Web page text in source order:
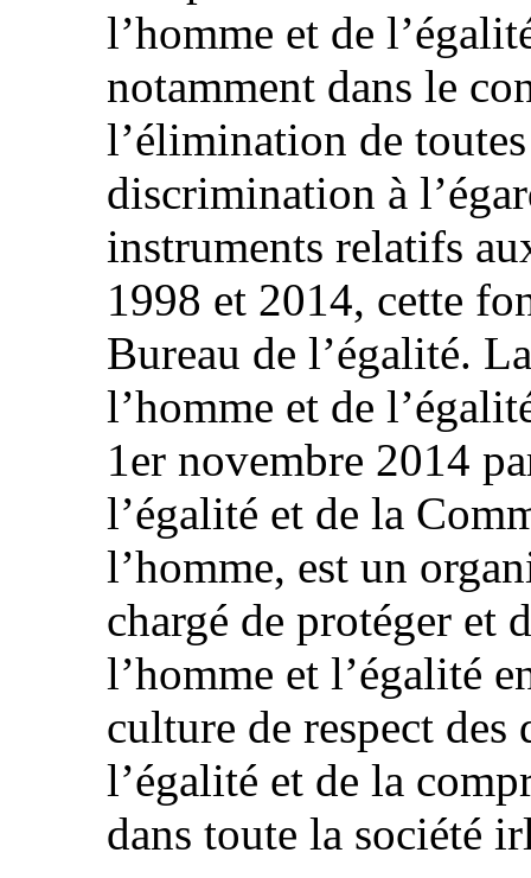
l’homme et de
notamment dans le
l’élimination de
discrimination à
instruments relatifs
1998 et 2014, cette
Bureau de l’égalité.
l’homme et de
1er novembre 2014
l’égalité et de la
l’homme, est un
chargé de protéger et
l’homme et l’égalité
culture de respect
l’égalité et de la
dans toute la société